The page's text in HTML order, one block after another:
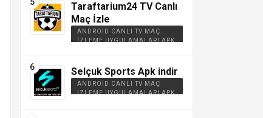
Taraftarium24 TV Canlı
Maç İzle
ANDROID CANLI TV MAÇ
İZLEME UYGULAMALARI APK
Selçuk Sports Apk indir
ANDROID CANLI TV MAÇ
İZLEME UYGULAMALARI APK